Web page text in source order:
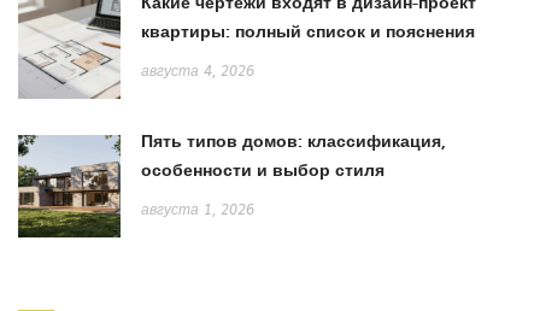
квартиры: полный список и пояснения
августа 4, 2026
Пять типов домов: классификация,
особенности и выбор стиля
августа 1, 2026